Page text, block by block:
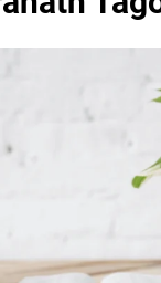
Years Ago
Thăm CSVSQ